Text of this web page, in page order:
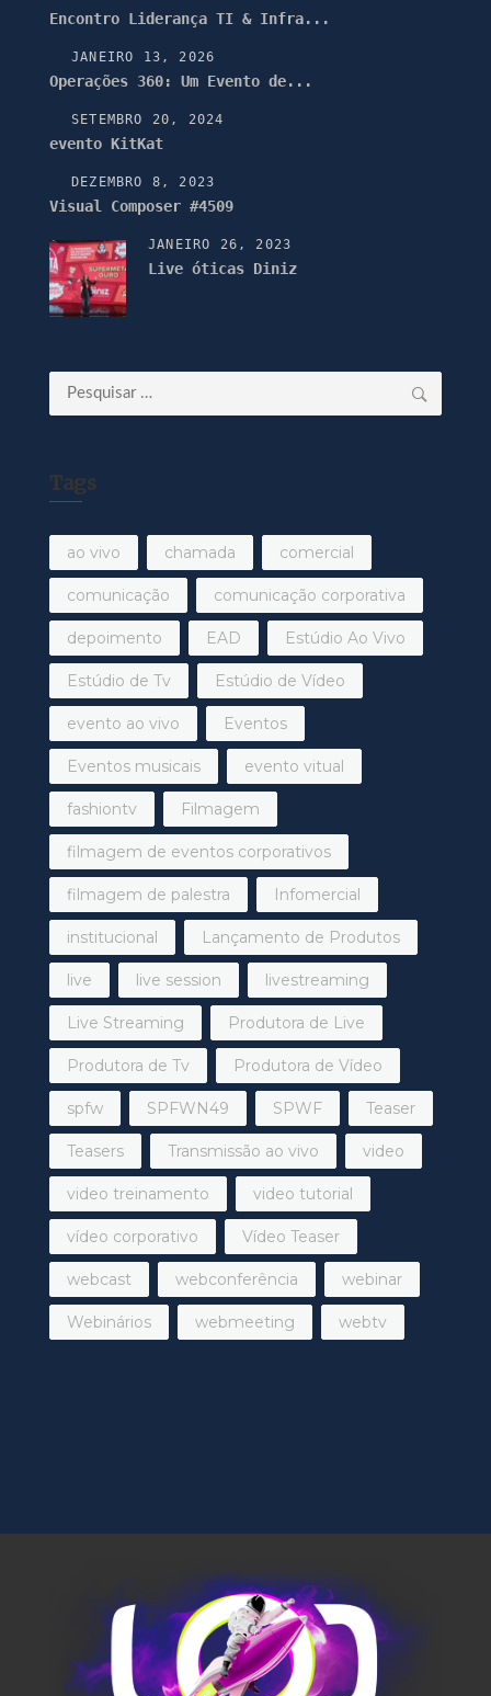
Encontro Liderança TI & Infra...
JANEIRO 13, 2026
Operações 360: Um Evento de...
SETEMBRO 20, 2024
evento KitKat
DEZEMBRO 8, 2023
Visual Composer #4509
JANEIRO 26, 2023
Live óticas Diniz
Pesquisar
por:
Tags
ao vivo chamada comercial
comunicação comunicação corporativa
depoimento EAD Estúdio Ao Vivo
Estúdio de Tv Estúdio de Vídeo
evento ao vivo Eventos
Eventos musicais evento vitual
fashiontv Filmagem
filmagem de eventos corporativos
filmagem de palestra Infomercial
institucional Lançamento de Produtos
live live session livestreaming
Live Streaming Produtora de Live
Produtora de Tv Produtora de Vídeo
spfw SPFWN49 SPWF Teaser
Teasers Transmissão ao vivo video
video treinamento video tutorial
vídeo corporativo Vídeo Teaser
webcast webconferência webinar
Webinários webmeeting webtv